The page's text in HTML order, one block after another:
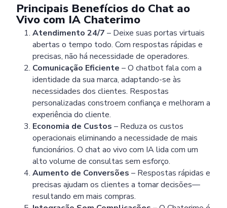
Principais Benefícios do Chat ao
Vivo com IA Chaterimo
Atendimento 24/7 – Deixe suas portas virtuais
abertas o tempo todo. Com respostas rápidas e
precisas, não há necessidade de operadores.
Comunicação Eficiente – O chatbot fala com a
identidade da sua marca, adaptando-se às
necessidades dos clientes. Respostas
personalizadas constroem confiança e melhoram a
experiência do cliente.
Economia de Custos – Reduza os custos
operacionais eliminando a necessidade de mais
funcionários. O chat ao vivo com IA lida com um
alto volume de consultas sem esforço.
Aumento de Conversões – Respostas rápidas e
precisas ajudam os clientes a tomar decisões—
resultando em mais compras.